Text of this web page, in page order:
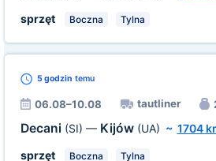
sprzęt
Boczna Tylna
5 godzin temu
06.08–10.08 tautliner
Decani (SI) — Kijów (UA) ~ 1704
sprzęt
Boczna Tylna